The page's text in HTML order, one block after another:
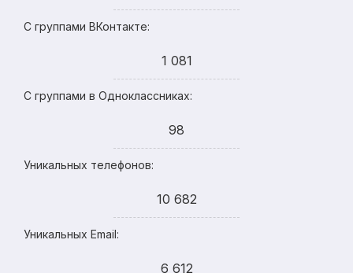
С группами ВКонтакте:
1 081
С группами в Одноклассниках:
98
Уникальных телефонов:
10 682
Уникальных Email:
6 612